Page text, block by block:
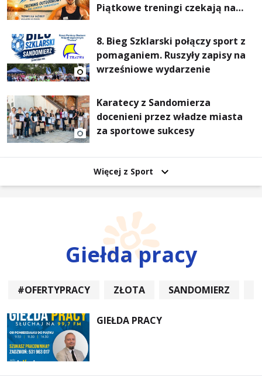
Piątkowe treningi czekają na
8. Bieg Szklarski połączy sport z
pomaganiem. Ruszyły zapisy na
wrześniowe wydarzenie
Karatecy z Sandomierza
docenieni przez władze miasta
za sportowe sukcesy
Więcej z Sport
Giełda pracy
#OFERTYPRACY ZŁOTA SANDOMIERZ
GIEŁDA PRACY